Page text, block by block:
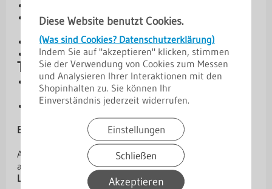
Diese Website benutzt Cookies.
(Was sind Cookies? Datenschutzerklärung)
Indem Sie auf "akzeptieren" klicken, stimmen
Sie der Verwendung von Cookies zum Messen
und Analysieren Ihrer Interaktionen mit den
Shopinhalten zu. Sie können Ihr
Einverständnis jederzeit widerrufen.
Einstellungen
Schließen
Akzeptieren
Hohe Flexibilität durch individuelle Winkel- und
Verschiedene Beschichtungen für optimalen Schutz
Ideal für Sonderlösungen im Dach- und Fassadenbau
Technische Daten und Berechnung
Vorgabe: Skizze mit Vermaßung und Winkelangaben
im PDF-Format erforderlich
Preisberechnung: erfolgt nach Prüfung der Skizze
(Abweichungen möglich)
Breitenberechnung:
Alle Schenkelmaße addieren und auf volle 50 mm
aufrunden.
Längenberechnung: